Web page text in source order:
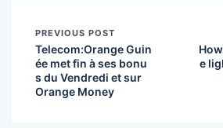
PREVIOUS POST
Telecom:Orange Guin
ée met fin à ses bonu
s du Vendredi et sur
Orange Money
e